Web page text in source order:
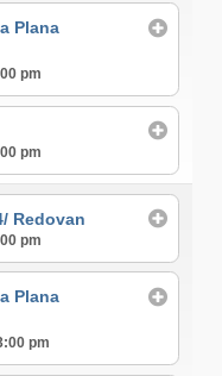
Plana
pm
pm
Redovan
pm
Plana
pm